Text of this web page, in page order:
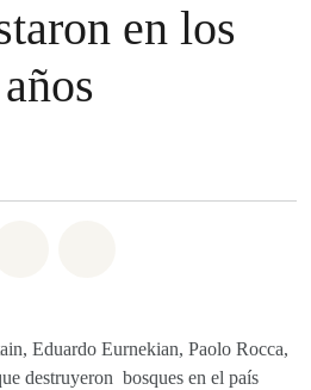
en los
Eduardo Eurnekian, Paolo Rocca,
destruyeron bosques en el país